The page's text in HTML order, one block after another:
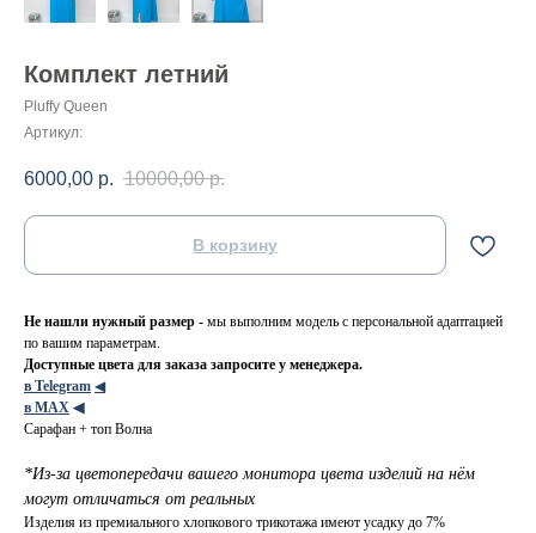
Комплект летний
Pluffy Queen
Артикул:
6000,00 р. 10000,00 р.
В корзину
Не нашли нужный размер - мы выполним модель с персональной адаптацией
по вашим параметрам.
Доступные цвета для заказа запросите у менеджера.
в Telegram ◀
в МАХ ◀
Сарафан + топ Волна
*Из-за цветопередачи вашего монитора цвета изделий на нём
могут отличаться от реальных
Изделия из премиального хлопкового трикотажа имеют усадку до 7%